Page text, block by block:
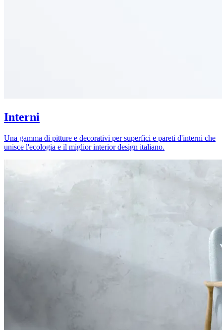
Interni
Una gamma di pitture e decorativi per superfici e pareti d'interni che
unisce l'ecologia e il miglior interior design italiano.